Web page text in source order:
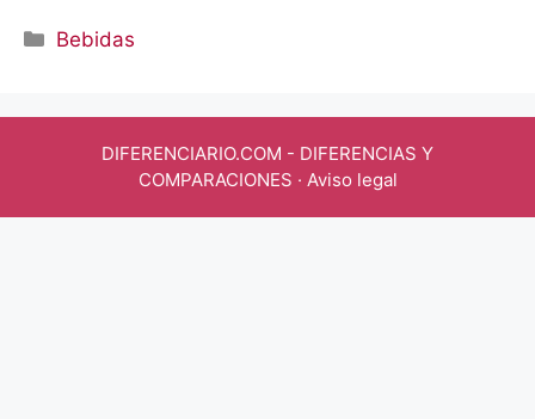
Categorías
Bebidas
DIFERENCIARIO.COM - DIFERENCIAS Y
COMPARACIONES · Aviso legal